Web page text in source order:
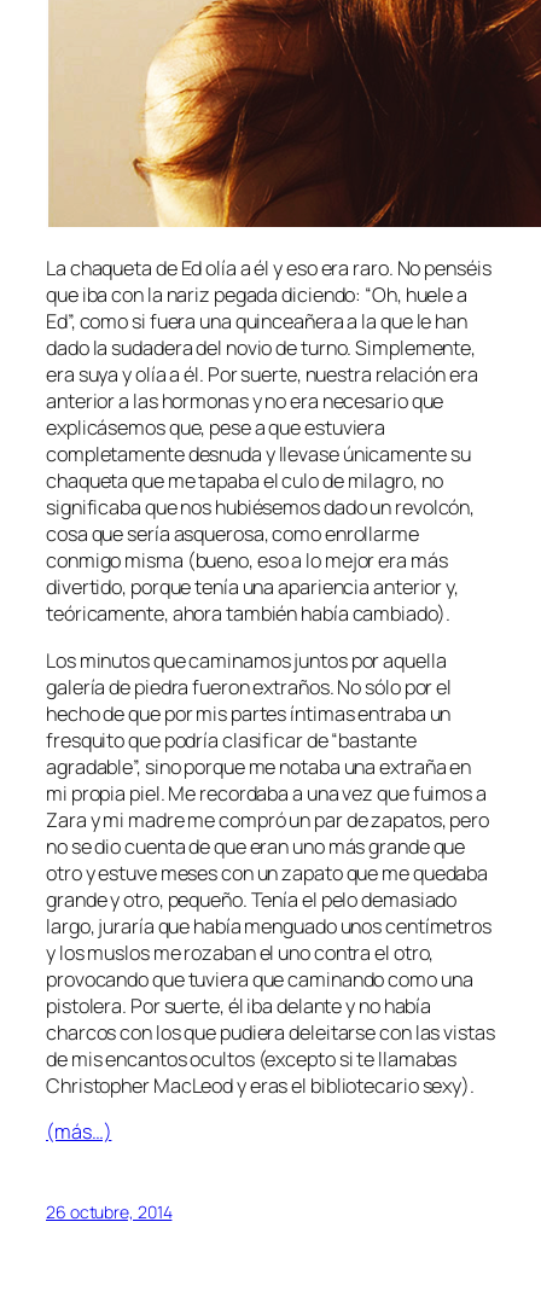
La chaqueta de Ed olía a él y eso era raro. No penséis
que iba con la nariz pegada diciendo: “Oh, huele a
Ed”, como si fuera una quinceañera a la que le han
dado la sudadera del novio de turno. Simplemente,
era suya y olía a él. Por suerte, nuestra relación era
anterior a las hormonas y no era necesario que
explicásemos que, pese a que estuviera
completamente desnuda y llevase únicamente su
chaqueta que me tapaba el culo de milagro, no
significaba que nos hubiésemos dado un revolcón,
cosa que sería asquerosa, como enrollarme
conmigo misma (bueno, eso a lo mejor era más
divertido, porque tenía una apariencia anterior y,
teóricamente, ahora también había cambiado).
Los minutos que caminamos juntos por aquella
galería de piedra fueron extraños. No sólo por el
hecho de que por mis partes íntimas entraba un
fresquito que podría clasificar de “bastante
agradable”, sino porque me notaba una extraña en
mi propia piel. Me recordaba a una vez que fuimos a
Zara y mi madre me compró un par de zapatos, pero
no se dio cuenta de que eran uno más grande que
otro y estuve meses con un zapato que me quedaba
grande y otro, pequeño. Tenía el pelo demasiado
largo, juraría que había menguado unos centímetros
y los muslos me rozaban el uno contra el otro,
provocando que tuviera que caminando como una
pistolera. Por suerte, él iba delante y no había
charcos con los que pudiera deleitarse con las vistas
de mis encantos ocultos (excepto si te llamabas
Christopher MacLeod y eras el bibliotecario sexy).
(más…)
26 octubre, 2014